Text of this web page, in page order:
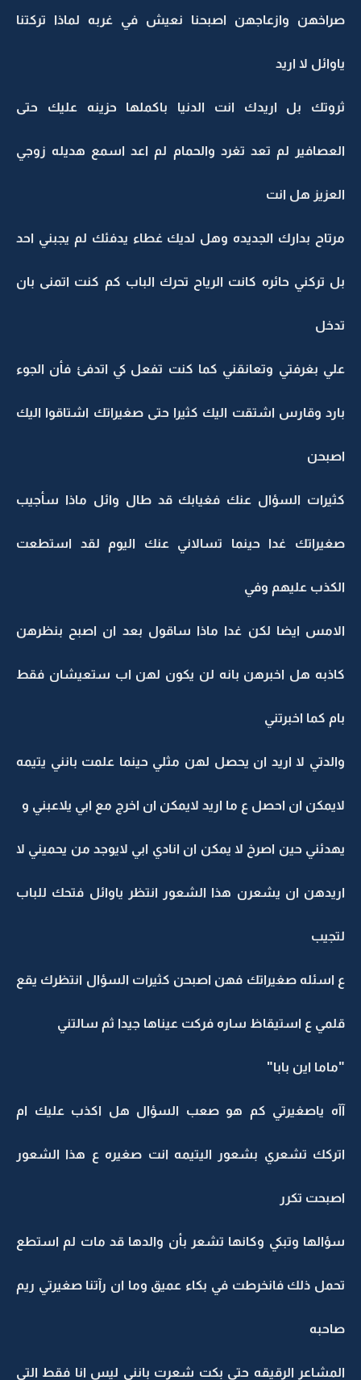
صراخهن وازعاجهن اصبحنا نعيش في غربه لماذا تركتنا
ياوائل لا اريد
ثروتك بل اريدك انت الدنيا باكملها حزينه عليك حتى
العصافير لم تعد تغرد والحمام لم اعد اسمع هديله زوجي
العزيز هل انت
مرتاح بدارك الجديده وهل لديك غطاء يدفئك لم يجبني احد
بل تركني حائره كانت الرياح تحرك الباب كم كنت اتمنى بان
تدخل
علي بغرفتي وتعانقني كما كنت تفعل كي اتدفئ فأن الجوء
بارد وقارس اشتقت اليك كثيرا حتى صغيراتك اشتاقوا اليك
اصبحن
كثيرات السؤال عنك فغيابك قد طال وائل ماذا سأجيب
صغيراتك غدا حينما تسالاني عنك اليوم لقد استطعت
الكذب عليهم وفي
الامس ايضا لكن غدا ماذا ساقول بعد ان اصبح بنظرهن
كاذبه هل اخبرهن بانه لن يكون لهن اب ستعيشان فقط
بام كما اخبرتني
والدتي لا اريد ان يحصل لهن مثلي حينما علمت بانني يتيمه
لايمكن ان احصل ع ما اريد لايمكن ان اخرج مع ابي يلاعبني و
يهدئني حين اصرخ لا يمكن ان انادي ابي لايوجد من يحميني لا
اريدهن ان يشعرن هذا الشعور انتظر ياوائل فتحك للباب
لتجيب
ع اسئله صغيراتك فهن اصبحن كثيرات السؤال انتظرك يقع
قلمي ع استيقاظ ساره فركت عيناها جيدا ثم سالتني
"ماما اين بابا"
آآه ياصغيرتي كم هو صعب السؤال هل اكذب عليك ام
اتركك تشعري بشعور اليتيمه انت صغيره ع هذا الشعور
اصبحت تكرر
سؤالها وتبكي وكانها تشعر بأن والدها قد مات لم استطع
تحمل ذلك فانخرطت في بكاء عميق وما ان رآتنا صغيرتي ريم
صاحبه
المشاعر الرقيقه حتى بكت شعرت بانني ليس انا فقط التي